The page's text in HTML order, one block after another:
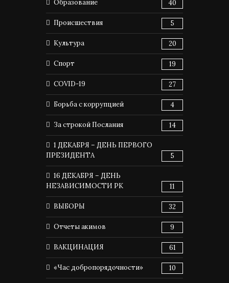
Образование 40
Происшествия 5
Культура 20
Спорт 19
COVID-19 27
Борьба с коррупцией 4
За строкой Послания 14
1 ДЕКАБРЯ – ДЕНЬ ПЕРВОГО
ПРЕЗИДЕНТА
5
16 ДЕКАБРЯ – ДЕНЬ
НЕЗАВИСИМОСТИ РК
11
ВЫБОРЫ 32
Отчеты акимов 9
ВАКЦИНАЦИЯ 61
«Час добропорядочности» 10